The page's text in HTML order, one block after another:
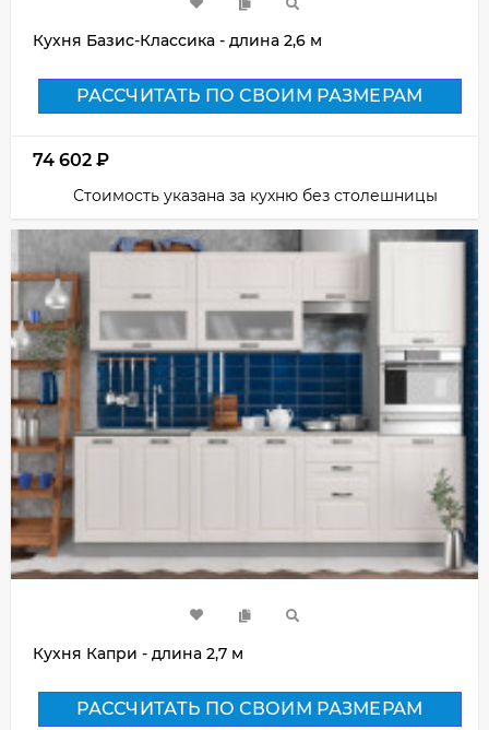
Кухня Базис-Классика - длина 2,6 м
РАССЧИТАТЬ ПО СВОИМ РАЗМЕРАМ
74 602 ₽
Стоимость указана за кухню без столешницы
Кухня Капри - длина 2,7 м
РАССЧИТАТЬ ПО СВОИМ РАЗМЕРАМ